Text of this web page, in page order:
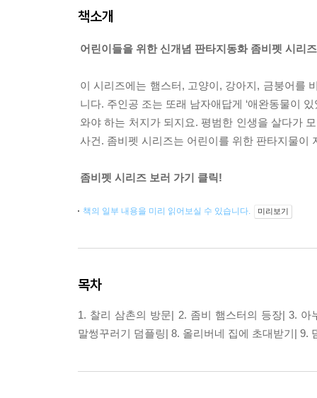
책소개
어린이들을 위한 신개념 판타지동화 좀비펫 시리
이 시리즈에는 햄스터, 고양이, 강아지, 금붕어를
니다. 주인공 조는 또래 남자애답게 ‘애완동물이
와야 하는 처지가 되지요. 평범한 인생을 살다가
사건. 좀비펫 시리즈는 어린이를 위한 판타지물이
좀비펫 시리즈 보러 가기 클릭!
책의 일부 내용을 미리 읽어보실 수 있습니다. 미리보기
목차
1. 찰리 삼촌의 방문| 2. 좀비 햄스터의 등장| 3.
말썽꾸러기 덤플링| 8. 올리버네 집에 초대받기| 9.